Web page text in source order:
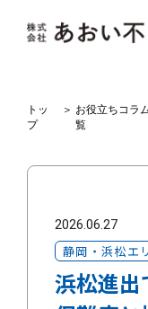
トッ
プ
＞ お役立ちコラ
覧
2026.06.27
静岡・浜松エ
浜松進出